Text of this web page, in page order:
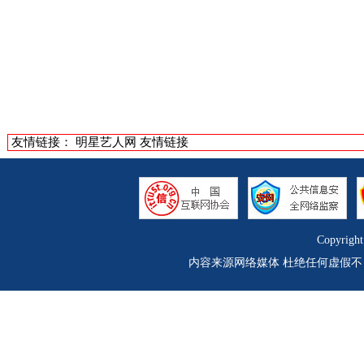
友情链接： 明星艺人网 友情链接
内容来源网络媒体 杜绝任何虚假